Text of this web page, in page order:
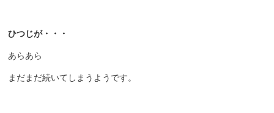
ひつじが・・・
あらあら
まだまだ続いてしまうようです。